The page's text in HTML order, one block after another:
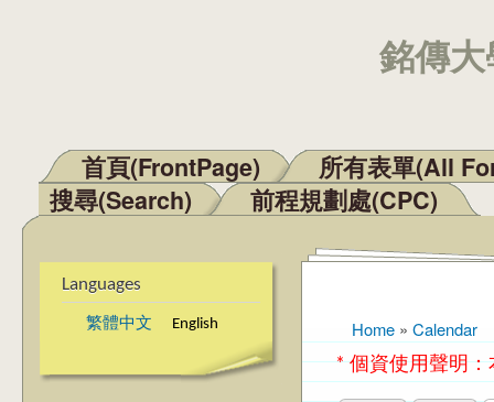
銘傳
Main menu
首頁(FrontPage)
所有表單(All
搜尋(Search)
前程規劃處(CPC)
Languages
繁體中文 English
You are here
Home » Calendar
* 個資使用聲明